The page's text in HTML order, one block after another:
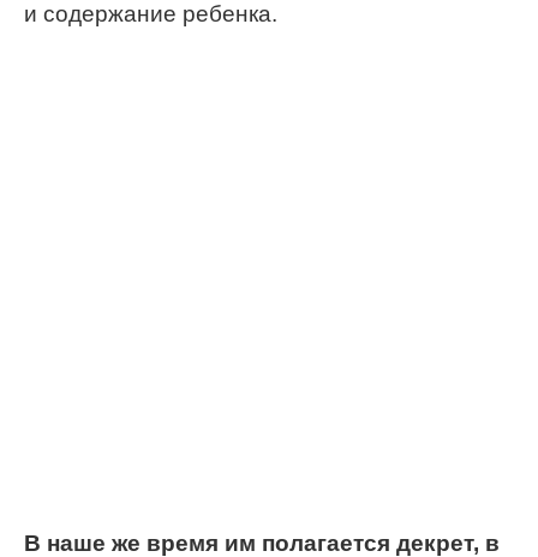
и содержание ребенка.
В наше же время им полагается декрет, в